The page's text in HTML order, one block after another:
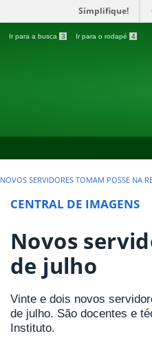
Simplifique!
Ir para a busca 3 Ir para o rodapé 4
NOVOS SERVIDORES TOMAM POSSE NA
CENTRAL DE IMAGENS
Novos
de julho
Vinte e dois novos
de julho. São docentes e
Instituto.